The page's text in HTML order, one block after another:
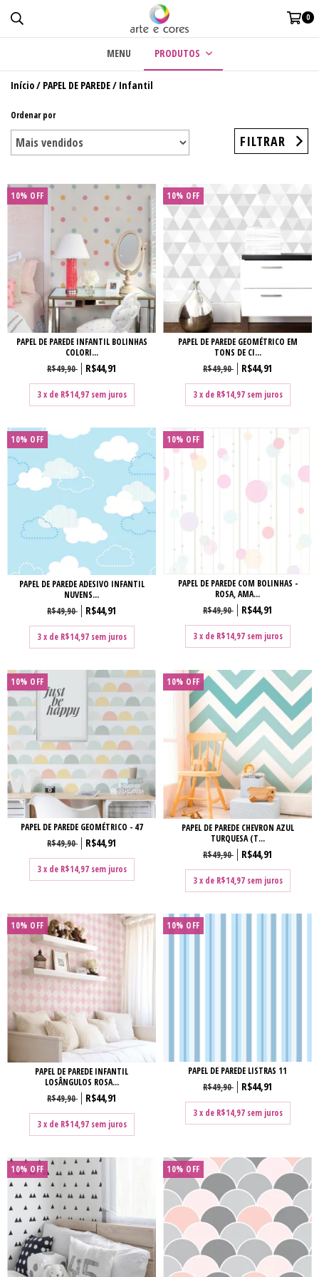
0
MENU PRODUTOS
Início/ PAPEL DE PAREDE/ Infantil
Ordenar por
FILTRAR
10% OFF
PAPEL DE PAREDE INFANTIL BOLINHAS
COLORI...
R$49,90
R$44,91
3 x de R$14,97 sem juros
10% OFF
PAPEL DE PAREDE GEOMÉTRICO EM
TONS DE CI...
R$49,90
R$44,91
3 x de R$14,97 sem juros
10% OFF
PAPEL DE PAREDE ADESIVO INFANTIL
NUVENS...
R$49,90
R$44,91
3 x de R$14,97 sem juros
10% OFF
PAPEL DE PAREDE COM BOLINHAS -
ROSA, AMA...
R$49,90
R$44,91
3 x de R$14,97 sem juros
10% OFF
PAPEL DE PAREDE GEOMÉTRICO - 47
R$49,90
R$44,91
3 x de R$14,97 sem juros
10% OFF
PAPEL DE PAREDE CHEVRON AZUL
TURQUESA (T...
R$49,90
R$44,91
3 x de R$14,97 sem juros
10% OFF
PAPEL DE PAREDE INFANTIL
LOSÂNGULOS ROSA...
R$49,90
R$44,91
3 x de R$14,97 sem juros
10% OFF
PAPEL DE PAREDE LISTRAS 11
R$49,90
R$44,91
3 x de R$14,97 sem juros
10% OFF 10% OFF